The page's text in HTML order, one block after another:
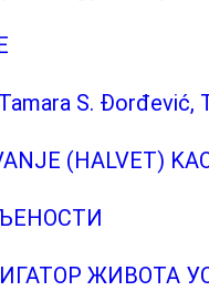
S. Đorđević,
(HALVET)
ЖИВОТА